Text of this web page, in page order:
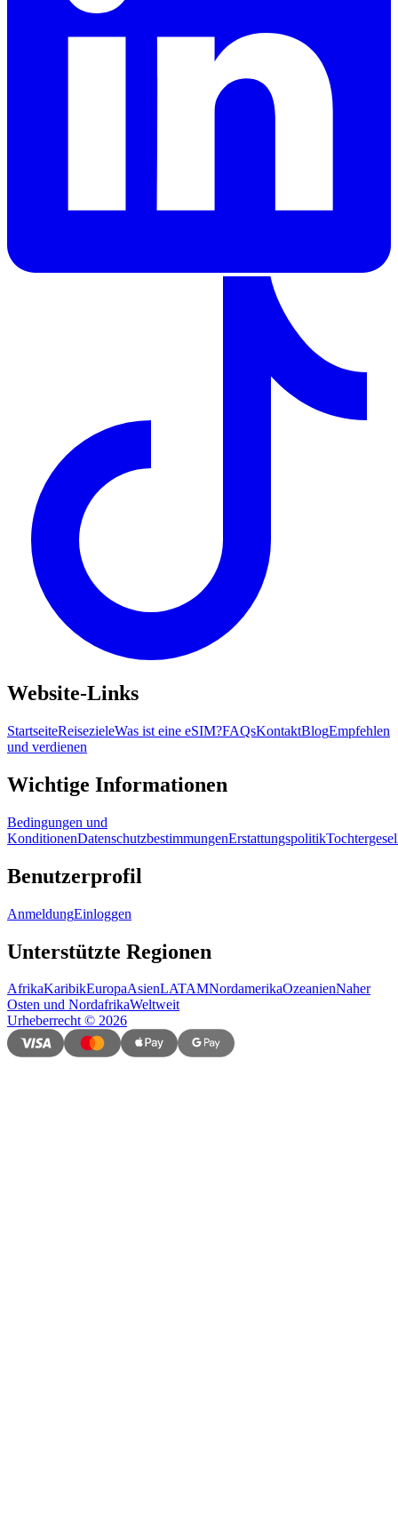
Website-Links
StartseiteReisezieleWas ist eine eSIM?FAQsKontaktBlogEmpfehlen
und verdienen
Wichtige Informationen
Bedingungen und
KonditionenDatenschutzbestimmungenErstattungspolitik
Benutzerprofil
AnmeldungEinloggen
Unterstützte Regionen
AfrikaKaribikEuropaAsienLATAMNordamerikaOzeanienNaher
Osten und NordafrikaWeltweit
Urheberrecht© 2026